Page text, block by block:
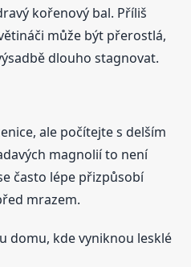
kořenový bal. Příliš
může být přerostlá,
dlouho stagnovat.
ale počítejte s delším
magnolií to není
často lépe přizpůsobí
mrazem.
domu, kde vyniknou lesklé